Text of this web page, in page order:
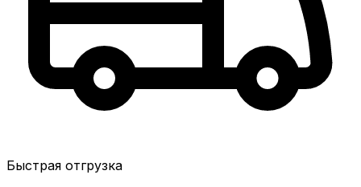
Быстрая отгрузка